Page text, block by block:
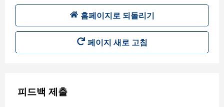
홈페이지로 되돌리기
페이지 새로 고침
피드백 제출